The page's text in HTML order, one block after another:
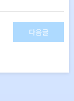
다음글